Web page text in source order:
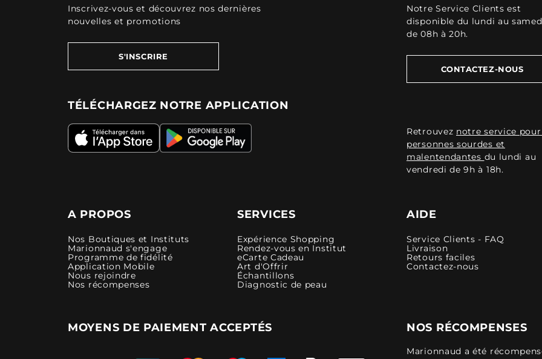
Inscrivez-vous et découvrez nos dernières
nouvelles et promotions
S'INSCRIRE
TÉLÉCHARGEZ NOTRE APPLICATION
Notre Service Clients est
disponible du lundi au
de 08h à 20h.
CONTACTEZ-NOUS
Retrouvez notre service
personnes sourdes et
malentendantes du lundi au
vendredi de 9h à 18h.
A PROPOS
Nos Boutiques et Instituts
Marionnaud s'engage
Programme de fidélité
Application Mobile
Nous rejoindre
Nos récompenses
SERVICES
Expérience Shopping
Rendez-vous en Institut
eCarte Cadeau
Art d'Offrir
Échantillons
Diagnostic de peau
AIDE
Service Clients - FAQ
Livraison
Retours faciles
Contactez-nous
MOYENS DE PAIEMENT ACCEPTÉS NOS RÉCOMPENSES
Marionnaud a été